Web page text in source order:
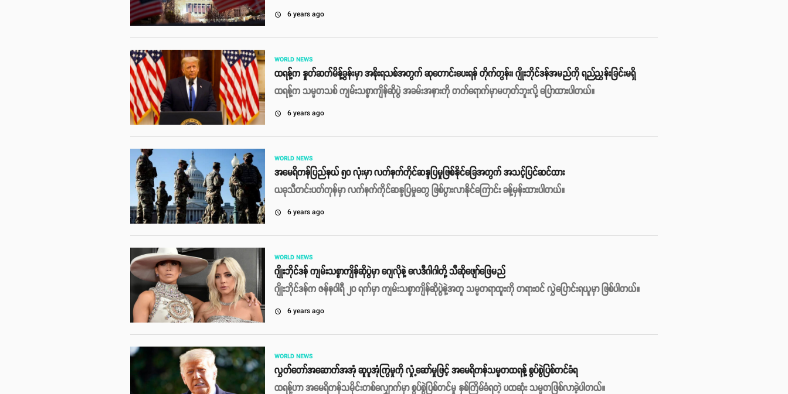
access_time 6 years ago
WORLD NEWS
ထရန့်က နှုတ်ဆက်မိန့်ခွန်းမှာ အစိုးရသစ်အတွက် ဆုတောင်းပေးရန် တိုက်တွန်း၊ ဂျိုးဘိုင်ဒန်အမည်ကို ရည်ညွှန်းခြင်းမရှိ
ထရန့်က သမ္မတသစ် ကျမ်းသစ္စာကျိန်ဆိုပွဲ အခမ်းအနားကို တက်ရောက်မှာမဟုတ်ဘူးလို့ ပြောထားပါတယ်။
access_time 6 years ago
WORLD NEWS
အမေရိကန်ပြည်နယ် ၅၀ လုံးမှာ လက်နက်ကိုင်ဆန္ဒပြမှုဖြစ်နိုင်ခြေအတွက် အသင့်ပြင်ဆင်ထား
ယခုသီတင်းပတ်ကုန်မှာ လက်နက်ကိုင်ဆန္ဒပြမှုတွေ ဖြစ်ပွားလာနိုင်ကြောင်း ခန့်မှန်းထားပါတယ်။
access_time 6 years ago
WORLD NEWS
ဂျိုးဘိုင်ဒန် ကျမ်းသစ္စာကျိန်ဆိုပွဲမှာ ဂျေလိုနဲ့ လေဒီဂါဂါတို့ သီဆိုဖျော်ဖြေမည်
ဂျိုးဘိုင်ဒန်က ဇန်နဝါရီ ၂၀ ရက်မှာ ကျမ်းသစ္စာကျိန်ဆိုပွဲနဲ့အတူ သမ္မတရာထူးကို တရားဝင် လွှဲပြောင်းရယူမှာ ဖြစ်ပါတယ်။
access_time 6 years ago
WORLD NEWS
လွှတ်တော်အဆောက်အအုံ ဆူပူအုံကြွမှုကို လှုံ့ဆော်မှုဖြင့် အမေရိကန်သမ္မတထရန့် စွပ်စွဲပြစ်တင်ခံရ
ထရန့်ဟာ အမေရိကန်သမိုင်းတစ်လျှောက်မှာ စွပ်စွဲပြစ်တင်မှု နှစ်ကြိမ်ခံရတဲ့ ပထဆုံး သမ္မတဖြစ်လာခဲ့ပါတယ်။